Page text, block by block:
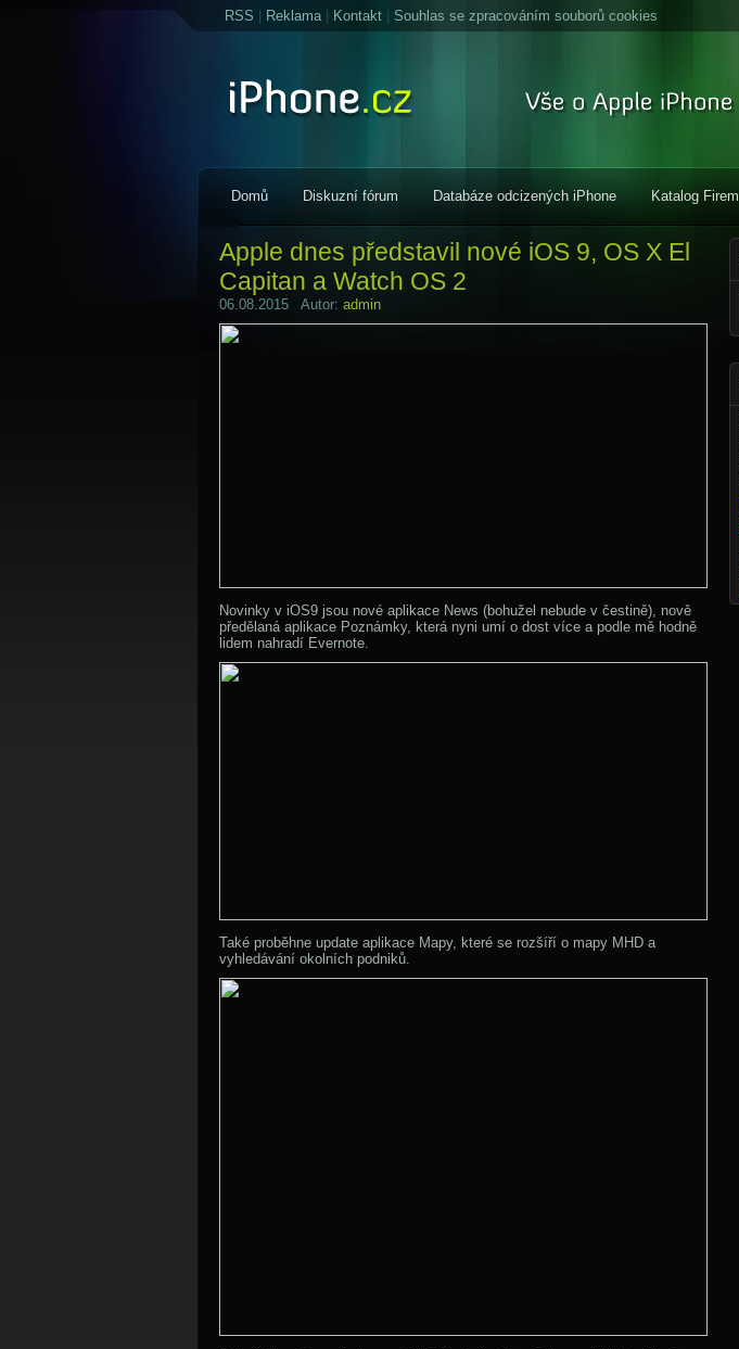
RSS Reklama| Kontakt Souhlas se zpracováním souborů cookies
Domů Diskuzní fórum Databáze odcizených iPhone Katalog Firem
Apple dnes představil nové iOS 9, OS X El
Capitan a Watch OS 2
06.08.2015 Autor: admin
Novinky v iOS9 jsou nové aplikace News (bohužel nebude v čestině), nově
předělaná aplikace Poznámky, která nyni umí o dost více a podle mě hodně
lidem nahradí Evernote.
Také proběhne update aplikace Mapy, které se rozšíří o mapy MHD a
vyhledávání okolních podniků.